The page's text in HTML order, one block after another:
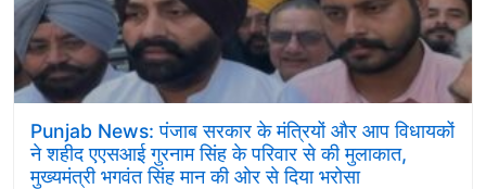
Punjab News: पंजाब सरकार के मंत्रियों और आप विधायकों
ने शहीद एएसआई गुरनाम सिंह के परिवार से की मुलाकात,
मुख्यमंत्री भगवंत सिंह मान की ओर से दिया भरोसा